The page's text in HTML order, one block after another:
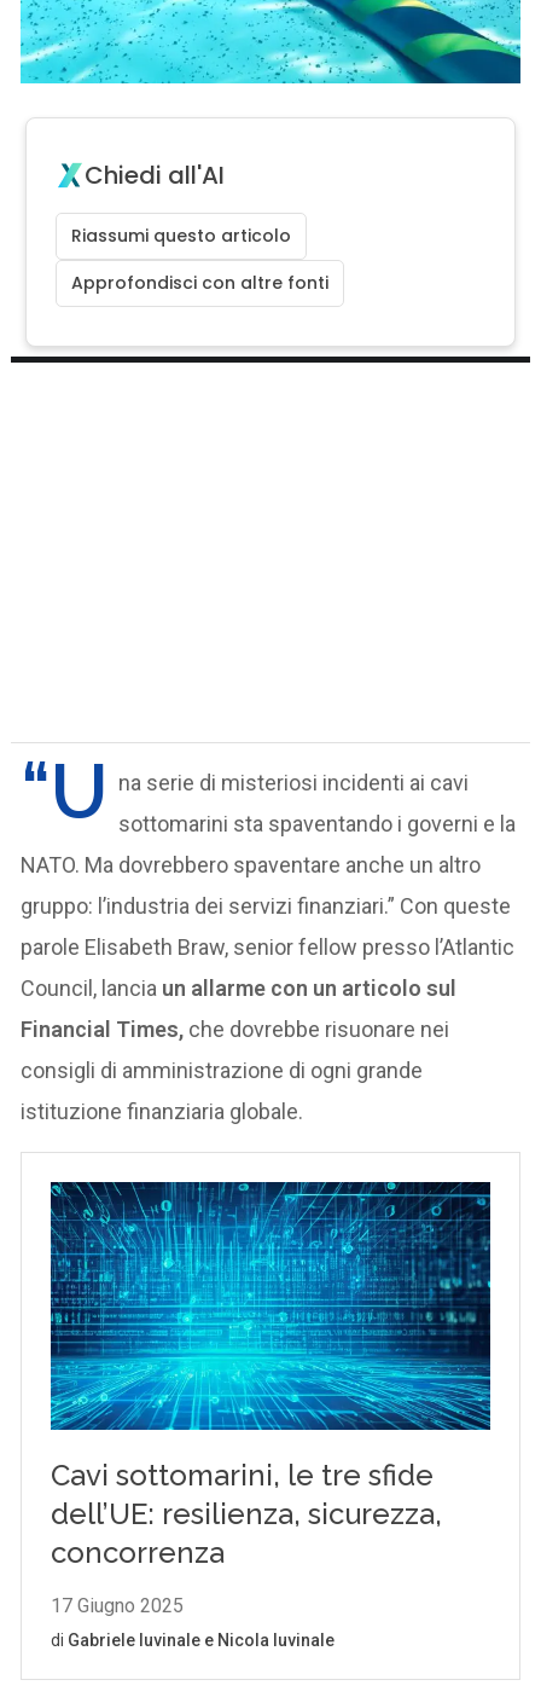
Chiedi all'AI
Riassumi questo articolo
Approfondisci con altre fonti
“U
na serie di misteriosi incidenti ai cavi
sottomarini sta spaventando i governi e la
NATO. Ma dovrebbero spaventare anche un altro
gruppo: l’industria dei servizi finanziari.” Con queste
parole Elisabeth Braw, senior fellow presso l’Atlantic
Council, lancia un allarme con un articolo sul
Financial Times, che dovrebbe risuonare nei
consigli di amministrazione di ogni grande
istituzione finanziaria globale.